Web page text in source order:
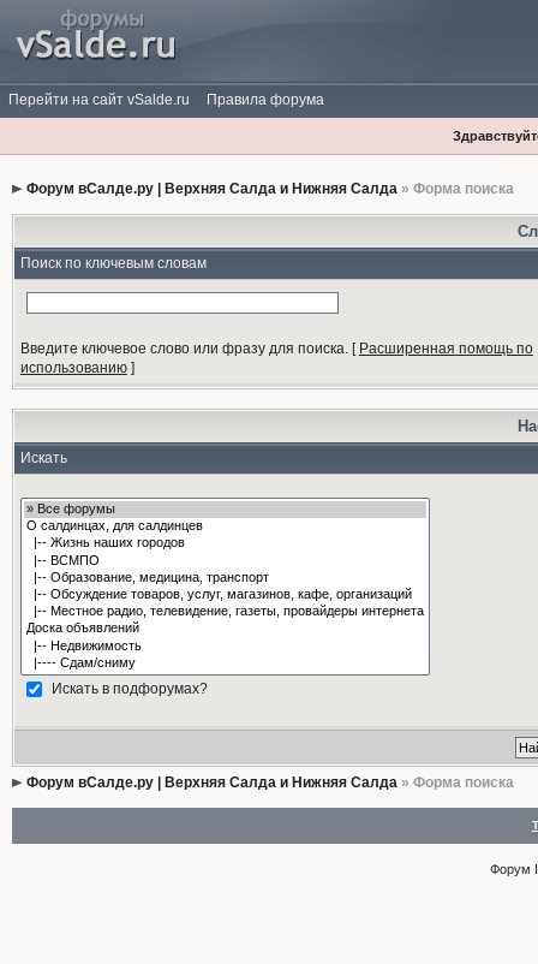
Перейти на сайт vSalde.ru Правила форума
Форум вСалде.ру | Верхняя Салда и Нижняя Салда» Форма поиска
Поиск по ключевым словам
Введите ключевое слово или фразу для поиска.[ Расширенная помощь по
использованию]
Искать
Искать в подфорумах?
Форум вСалде.ру | Верхняя Салда и Нижняя Салда» Форма поиска
Форум